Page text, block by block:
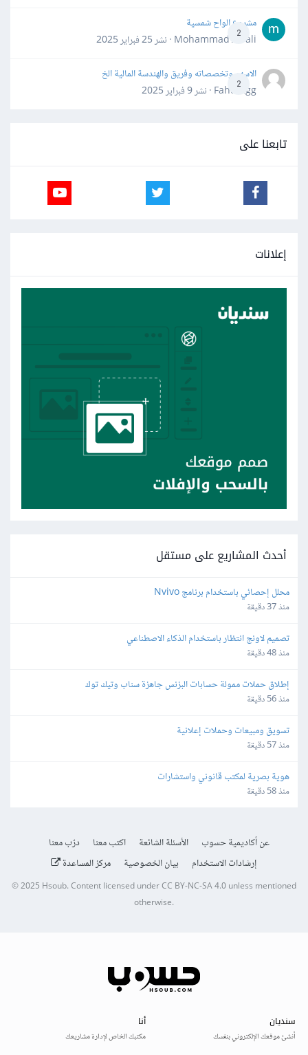
2
مشروع الواح شمسية
Mohammad Awali · نشر
25 فبراير 2025
2
الاسهم وتخصصاته وفريق والهندسة المالية الخ
Fahd Ggg · نشر
9 فبراير 2025
تابعنا على
إعلانات
أحدث المشاريع على مستقل
محلل إحصائي باستخدام برنامج Nvivo
منذ 37 دقيقة
تصميم لاونج انتظار باستخدام الذكاء الاصطناعي
منذ 48 دقيقة
إطلاق حملات ممولة حسابات البزنس جاهزة سناب وتيك توك
منذ 56 دقيقة
تسويق ومبيعات وحملات إعلانية
منذ 57 دقيقة
هوية بصرية لمكتب قانوني واستشارات
منذ 58 دقيقة
عن أكاديمية حسوب الأسئلة الشائعة اكتب معنا
درّب معنا
إرشادات الاستخدام
بيان الخصوصية مركز المساعدة
© 2025 Hsoub.Content licensed underCC BY-NC-SA 4.0unless mentioned
otherwise.